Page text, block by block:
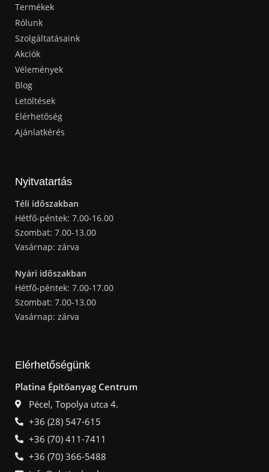
Termékek
Rólunk
Szolgáltatásaink
Akciók
Vélemények
Blog
Letöltések
Elérhetőség
Ajánlatkérés
Nyitvatartás
Téli időszakban
Hétfő-péntek: 7.00-16.00
Szombat: 7.00-13.00
Vasárnap: zárva
Nyári időszakban
Hétfő-péntek: 7.00-17.00
Szombat: 7.00-13.00
Vasárnap: zárva
Elérhetőségünk
Platina Építőanyag Centrum
Pécel, Topolya utca 4.
+36 (28) 547-615
+36 (70) 411-7411
+36 (70) 366-5488